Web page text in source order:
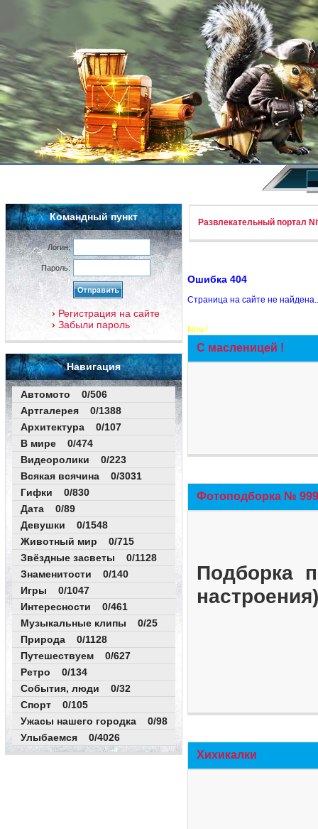
Командный пункт
Логин:
Пароль:
Регистрация на сайте
Забыли пароль
Навигация
Автомото 0/506
Артгалерея 0/1388
Архитектура 0/107
В мире 0/474
Видеоролики 0/223
Всякая всячина 0/3031
Гифки 0/830
Дата 0/89
Девушки 0/1548
Животный мир 0/715
Звёздные засветы 0/1128
Знаменитости 0/140
Игры 0/1047
Интересности 0/461
Музыкальные клипы 0/25
Природа 0/1128
Путешествуем 0/627
Ретро 0/134
События, люди 0/32
Спорт 0/105
Ужасы нашего городка 0/98
Улыбаемся 0/4026
Развлекательный портал
Ошибка 404
Страница на сайте не
New!
С масленицей !
Фотоподборка №
Подборка
Хихикалки